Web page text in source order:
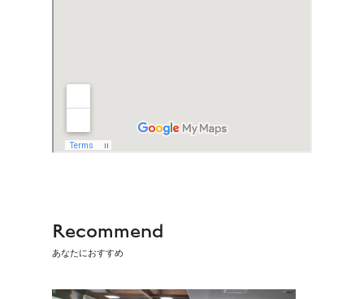
Recommend
あなたにおすすめ